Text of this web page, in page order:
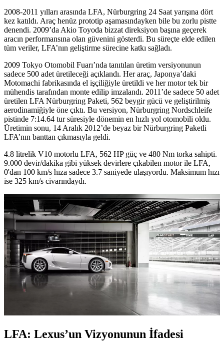
2008-2011 yılları arasında LFA, Nürburgring 24 Saat yarışına dört
kez katıldı. Araç henüz prototip aşamasındayken bile bu zorlu pistte
denendi. 2009’da Akio Toyoda bizzat direksiyon başına geçerek
aracın performansına olan güvenini gösterdi. Bu süreçte elde edilen
tüm veriler, LFA’nın geliştirme sürecine katkı sağladı.
2009 Tokyo Otomobil Fuarı’nda tanıtılan üretim versiyonunun
sadece 500 adet üretileceği açıklandı. Her araç, Japonya’daki
Motomachi fabrikasında el işçiliğiyle üretildi ve her motor tek bir
mühendis tarafından monte edilip imzalandı. 2011’de sadece 50 adet
üretilen LFA Nürburgring Paketi, 562 beygir gücü ve geliştirilmiş
aerodinamiğiyle öne çıktı. Bu versiyon, Nürburgring Nordschleife
pistinde 7:14.64 tur süresiyle dönemin en hızlı yol otomobili oldu.
Üretimin sonu, 14 Aralık 2012’de beyaz bir Nürburgring Paketli
LFA’nın banttan çıkmasıyla geldi.
4.8 litrelik V10 motorlu LFA, 562 HP güç ve 480 Nm torka sahipti.
9.000 devir/dakika gibi yüksek devirlere çıkabilen motor ile LFA,
0'dan 100 km/s hıza sadece 3.7 saniyede ulaşıyordu. Maksimum hızı
ise 325 km/s civarındaydı.
LFA: Lexus’un Vizyonunun İfadesi